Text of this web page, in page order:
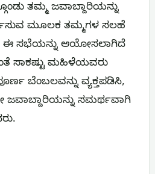
ತಮ್ಮ ಜವಾಬ್ದಾರಿಯನ್ನು
ಮೂಲಕ ತಮ್ಮಗಳ ಸಲಹೆ
ಈ ಸಭೆಯನ್ನು ಆಯೋಸಲಾಗಿದೆ
ಸಾಕಷ್ಟು ಮಹಿಳೆಯವರು
ಬೆಂಬಲವನ್ನು ವ್ಯಕ್ತಪಡಿಸಿ,
ಜವಾಬ್ದಾರಿಯನ್ನು ಸಮರ್ಥವಾಗಿ